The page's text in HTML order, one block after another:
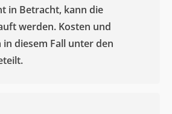
in Betracht, kann die
werden. Kosten und
diesem Fall unter den